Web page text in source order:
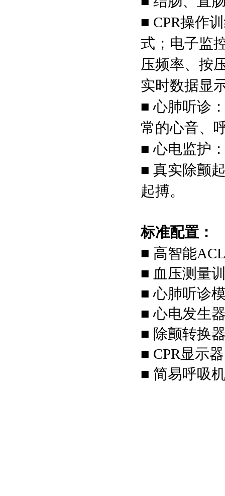
■ CPR操作
式；电子监
压频率、按
实时数据显
■ 心肺听诊
常的心音、
■ 心电监护
■ 真实除颤
起搏。
标准配置：
■ 高智能
■ 血压测量
■ 心肺听诊
■ 心电发生
■ 除颤转换
■ CPR显示器
■ 简易呼吸